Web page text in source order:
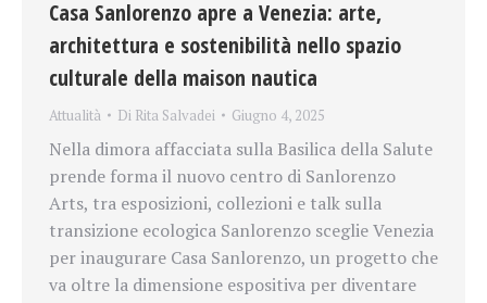
Casa Sanlorenzo apre a Venezia: arte,
architettura e sostenibilità nello spazio
culturale della maison nautica
Attualità Di Rita Salvadei Giugno 4, 2025
Nella dimora affacciata sulla Basilica della Salute
prende forma il nuovo centro di Sanlorenzo
Arts, tra esposizioni, collezioni e talk sulla
transizione ecologica Sanlorenzo sceglie Venezia
per inaugurare Casa Sanlorenzo, un progetto che
va oltre la dimensione espositiva per diventare